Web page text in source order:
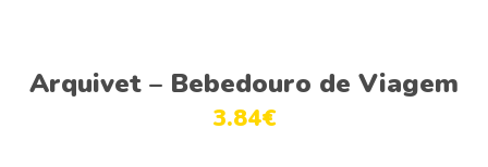
Ver opções
Arquivet – Bebedouro de Viagem
3.84€